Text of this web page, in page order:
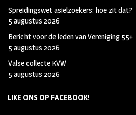
Spreidingswet asielzoekers: hoe zit dat?
5 augustus 2026
Bericht voor de leden van Vereniging 55+
5 augustus 2026
Valse collecte KVW
5 augustus 2026
LIKE ONS OP FACEBOOK!